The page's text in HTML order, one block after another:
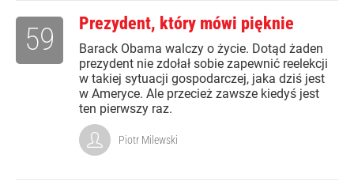
Prezydent, który mówi pięknie
Barack Obama walczy o życie. Dotąd żaden
prezydent nie zdołał sobie zapewnić reelekcji
w takiej sytuacji gospodarczej, jaka dziś jest
w Ameryce. Ale przecież zawsze kiedyś jest
ten pierwszy raz.
59
Piotr Milewski